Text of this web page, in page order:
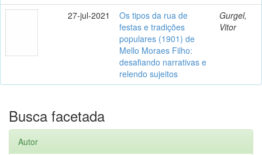
27-jul-2021
Os tipos da rua de
festas e tradições
populares (1901) de
Mello Moraes Filho:
desafiando narrativas e
relendo sujeitos
Gurgel,
Vitor
Busca facetada
Autor